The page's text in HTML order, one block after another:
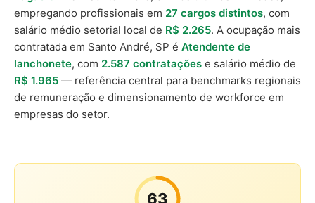
empregando profissionais em 27 cargos distintos, com
salário médio setorial local de R$ 2.265. A ocupação mais
contratada em Santo André, SP é Atendente de
lanchonete, com 2.587 contratações e salário médio de
R$ 1.965 — referência central para benchmarks regionais
de remuneração e dimensionamento de workforce em
empresas do setor.
63